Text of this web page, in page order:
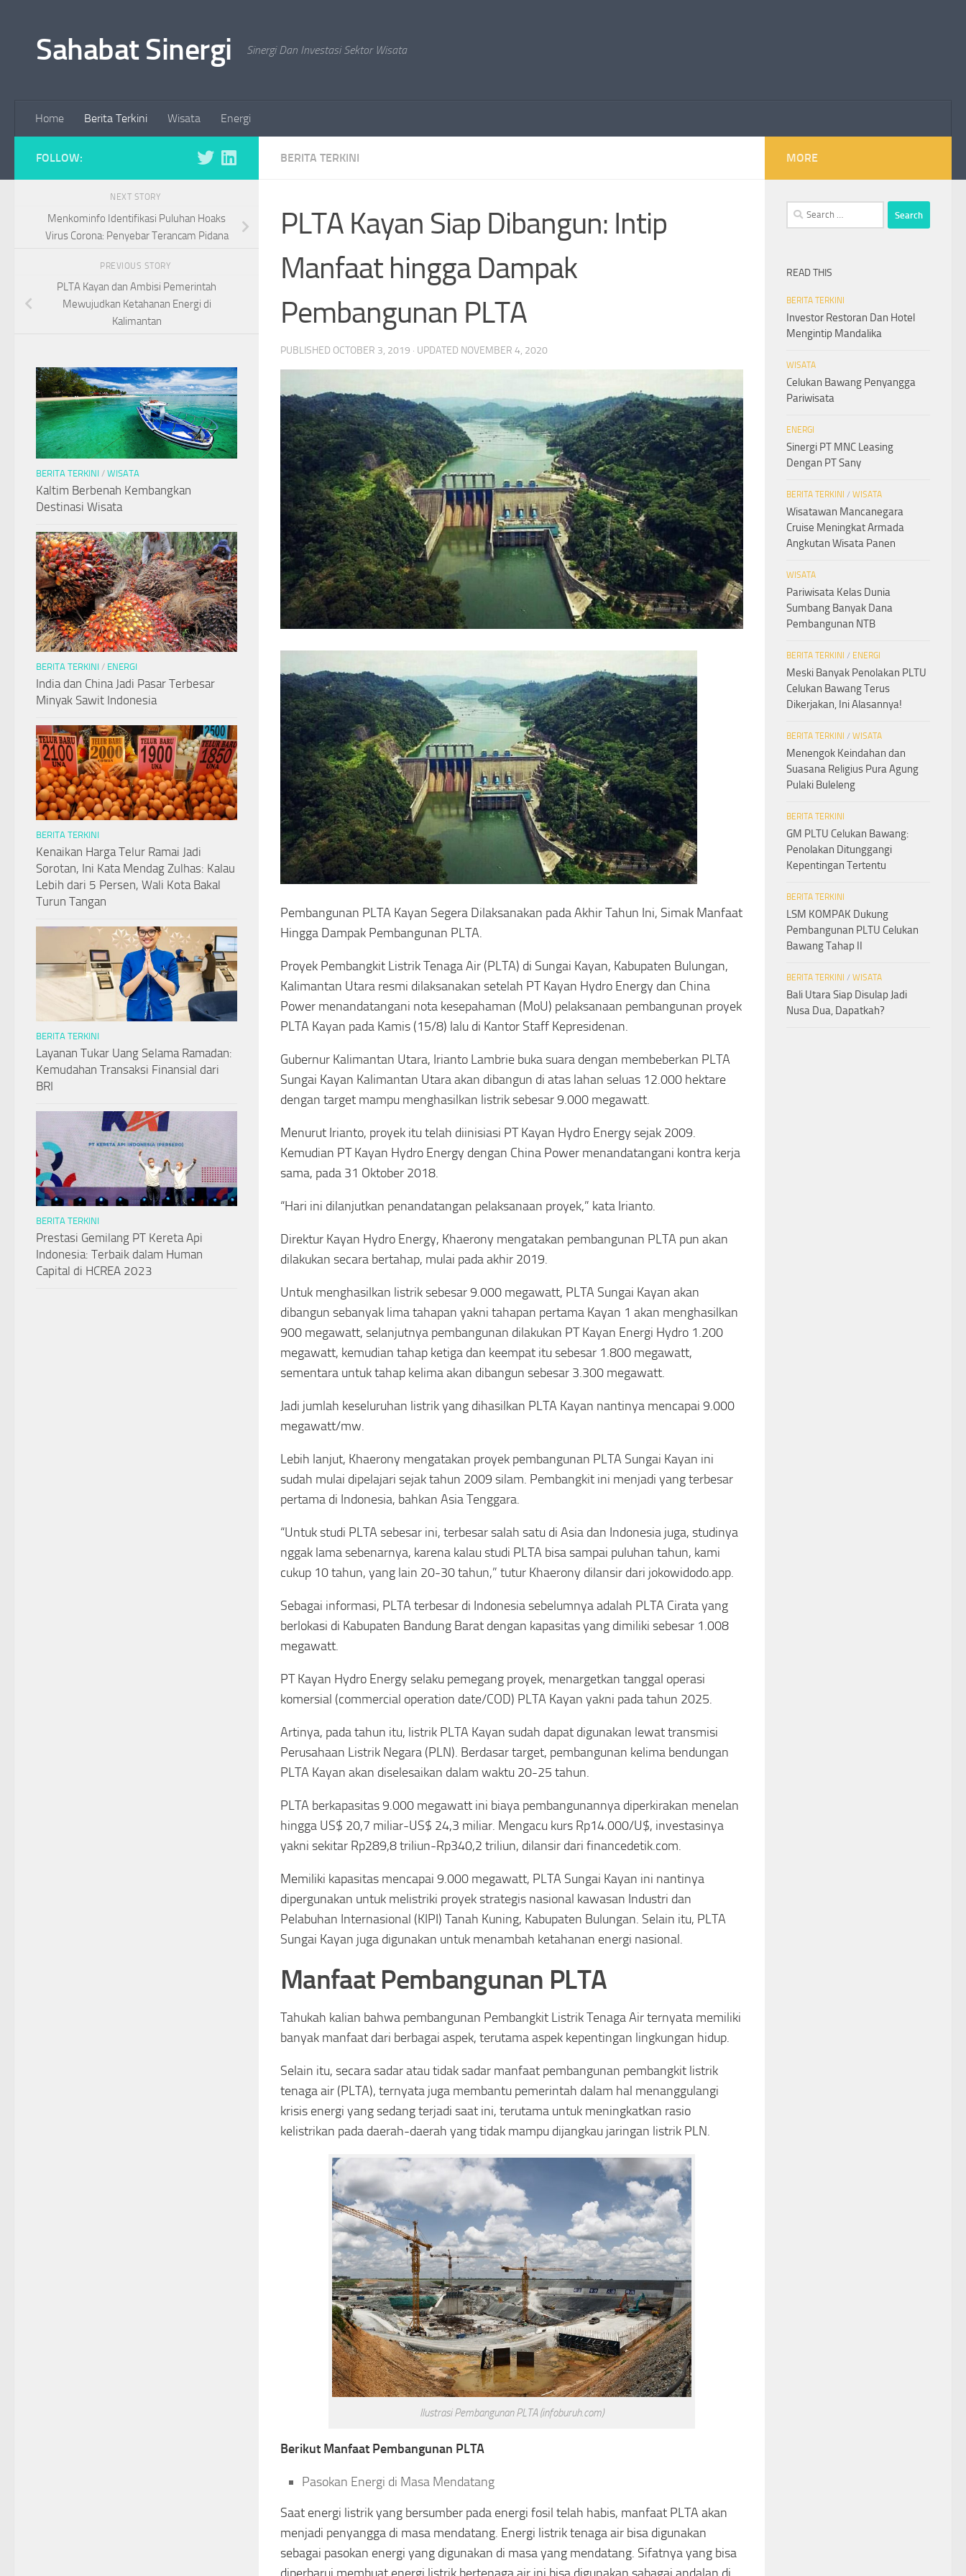
Sahabat Sinergi Sinergi Dan Investasi Sektor Wisata
Home Berita Terkini Wisata Energi
BERITA TERKINI
PLTA Kayan Siap Dibangun: Intip
Manfaat hingga Dampak
Pembangunan PLTA
PUBLISHED OCTOBER 3, 2019 · UPDATED NOVEMBER 4, 2020
Pembangunan PLTA Kayan Segera Dilaksanakan pada Akhir Tahun Ini, Simak Manfaat
Hingga Dampak Pembangunan PLTA.
Proyek Pembangkit Listrik Tenaga Air (PLTA) di Sungai Kayan, Kabupaten Bulungan,
Kalimantan Utara resmi dilaksanakan setelah PT Kayan Hydro Energy dan China
Power menandatangani nota kesepahaman (MoU) pelaksanaan pembangunan proyek
PLTA Kayan pada Kamis (15/8) lalu di Kantor Staff Kepresidenan.
Gubernur Kalimantan Utara, Irianto Lambrie buka suara dengan membeberkan PLTA
Sungai Kayan Kalimantan Utara akan dibangun di atas lahan seluas 12.000 hektare
dengan target mampu menghasilkan listrik sebesar 9.000 megawatt.
Menurut Irianto, proyek itu telah diinisiasi PT Kayan Hydro Energy sejak 2009.
Kemudian PT Kayan Hydro Energy dengan China Power menandatangani kontra kerja
sama, pada 31 Oktober 2018.
“Hari ini dilanjutkan penandatangan pelaksanaan proyek,” kata Irianto.
Direktur Kayan Hydro Energy, Khaerony mengatakan pembangunan PLTA pun akan
dilakukan secara bertahap, mulai pada akhir 2019.
Untuk menghasilkan listrik sebesar 9.000 megawatt, PLTA Sungai Kayan akan
dibangun sebanyak lima tahapan yakni tahapan pertama Kayan 1 akan menghasilkan
900 megawatt, selanjutnya pembangunan dilakukan PT Kayan Energi Hydro 1.200
megawatt, kemudian tahap ketiga dan keempat itu sebesar 1.800 megawatt,
sementara untuk tahap kelima akan dibangun sebesar 3.300 megawatt.
Jadi jumlah keseluruhan listrik yang dihasilkan PLTA Kayan nantinya mencapai 9.000
megawatt/mw.
Lebih lanjut, Khaerony mengatakan proyek pembangunan PLTA Sungai Kayan ini
sudah mulai dipelajari sejak tahun 2009 silam. Pembangkit ini menjadi yang terbesar
pertama di Indonesia, bahkan Asia Tenggara.
“Untuk studi PLTA sebesar ini, terbesar salah satu di Asia dan Indonesia juga, studinya
nggak lama sebenarnya, karena kalau studi PLTA bisa sampai puluhan tahun, kami
cukup 10 tahun, yang lain 20-30 tahun,” tutur Khaerony dilansir dari jokowidodo.app.
Sebagai informasi, PLTA terbesar di Indonesia sebelumnya adalah PLTA Cirata yang
berlokasi di Kabupaten Bandung Barat dengan kapasitas yang dimiliki sebesar 1.008
megawatt.
PT Kayan Hydro Energy selaku pemegang proyek, menargetkan tanggal operasi
komersial (commercial operation date/COD) PLTA Kayan yakni pada tahun 2025.
Artinya, pada tahun itu, listrik PLTA Kayan sudah dapat digunakan lewat transmisi
Perusahaan Listrik Negara (PLN). Berdasar target, pembangunan kelima bendungan
PLTA Kayan akan diselesaikan dalam waktu 20-25 tahun.
PLTA berkapasitas 9.000 megawatt ini biaya pembangunannya diperkirakan menelan
hingga US$ 20,7 miliar-US$ 24,3 miliar. Mengacu kurs Rp14.000/U$, investasinya
yakni sekitar Rp289,8 triliun-Rp340,2 triliun, dilansir dari financedetik.com.
Memiliki kapasitas mencapai 9.000 megawatt, PLTA Sungai Kayan ini nantinya
dipergunakan untuk melistriki proyek strategis nasional kawasan Industri dan
Pelabuhan Internasional (KIPI) Tanah Kuning, Kabupaten Bulungan. Selain itu, PLTA
Sungai Kayan juga digunakan untuk menambah ketahanan energi nasional.
Manfaat Pembangunan PLTA
Tahukah kalian bahwa pembangunan Pembangkit Listrik Tenaga Air ternyata memiliki
banyak manfaat dari berbagai aspek, terutama aspek kepentingan lingkungan hidup.
Selain itu, secara sadar atau tidak sadar manfaat pembangunan pembangkit listrik
tenaga air (PLTA), ternyata juga membantu pemerintah dalam hal menanggulangi
krisis energi yang sedang terjadi saat ini, terutama untuk meningkatkan rasio
kelistrikan pada daerah-daerah yang tidak mampu dijangkau jaringan listrik PLN.
Ilustrasi Pembangunan PLTA (infoburuh.com)
Berikut Manfaat Pembangunan PLTA
Pasokan Energi di Masa Mendatang
Saat energi listrik yang bersumber pada energi fosil telah habis, manfaat PLTA akan
menjadi penyangga di masa mendatang. Energi listrik tenaga air bisa digunakan
sebagai pasokan energi yang digunakan di masa yang mendatang. Sifatnya yang bisa
FOLLOW:
NEXT STORY
Menkominfo Identifikasi Puluhan Hoaks
Virus Corona: Penyebar Terancam Pidana
PREVIOUS STORY
PLTA Kayan dan Ambisi Pemerintah
Mewujudkan Ketahanan Energi di
Kalimantan
BERITA TERKINI / WISATA
Kaltim Berbenah Kembangkan
Destinasi Wisata
BERITA TERKINI / ENERGI
India dan China Jadi Pasar Terbesar
Minyak Sawit Indonesia
BERITA TERKINI
Kenaikan Harga Telur Ramai Jadi
Sorotan, Ini Kata Mendag Zulhas: Kalau
Lebih dari 5 Persen, Wali Kota Bakal
Turun Tangan
BERITA TERKINI
Layanan Tukar Uang Selama Ramadan:
Kemudahan Transaksi Finansial dari
BRI
BERITA TERKINI
Prestasi Gemilang PT Kereta Api
Indonesia: Terbaik dalam Human
Capital di HCREA 2023
MORE
Search
for:
READ THIS
BERITA TERKINI
Investor Restoran Dan Hotel
Mengintip Mandalika
WISATA
Celukan Bawang Penyangga
Pariwisata
ENERGI
Sinergi PT MNC Leasing
Dengan PT Sany
BERITA TERKINI / WISATA
Wisatawan Mancanegara
Cruise Meningkat Armada
Angkutan Wisata Panen
WISATA
Pariwisata Kelas Dunia
Sumbang Banyak Dana
Pembangunan NTB
BERITA TERKINI / ENERGI
Meski Banyak Penolakan PLTU
Celukan Bawang Terus
Dikerjakan, Ini Alasannya!
BERITA TERKINI / WISATA
Menengok Keindahan dan
Suasana Religius Pura Agung
Pulaki Buleleng
BERITA TERKINI
GM PLTU Celukan Bawang:
Penolakan Ditunggangi
Kepentingan Tertentu
BERITA TERKINI
LSM KOMPAK Dukung
Pembangunan PLTU Celukan
Bawang Tahap II
BERITA TERKINI / WISATA
Bali Utara Siap Disulap Jadi
Nusa Dua, Dapatkah?